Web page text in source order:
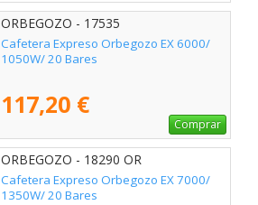
ORBEGOZO - 17535
Cafetera Expreso Orbegozo EX 6000/
1050W/ 20 Bares
117,20 €
Comprar
ORBEGOZO - 18290 OR
Cafetera Expreso Orbegozo EX 7000/
1350W/ 20 Bares